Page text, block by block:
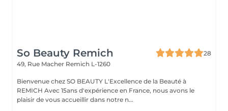
So Beauty Remich
28
49, Rue Macher Remich L-1260
Bienvenue chez SO BEAUTY L'Excellence de la Beauté à
REMICH Avec 15ans d'expérience en France, nous avons le
plaisir de vous accueillir dans notre n...